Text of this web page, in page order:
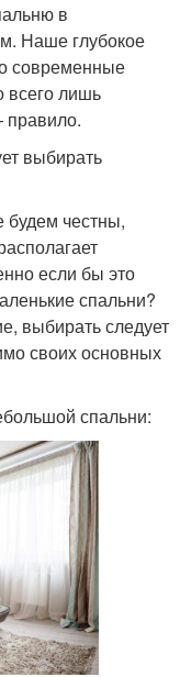
в
Наше глубокое
современные
всего лишь
правило.
выбирать
будем честны,
если бы это
спальни?
выбирать следует
своих основных
спальни: